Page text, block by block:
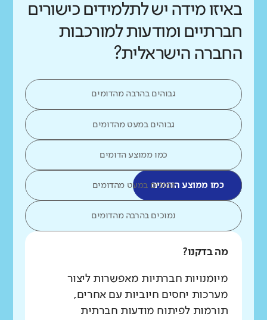
באיזו מידה יש לתלמידים כישורים
חברתיים ומודעות למורכבות
החברה הישראלית?
גבוהים בהרבה מהדומים
גבוהים במעט מהדומים
כמו ממוצע הדומים
כמו ממוצע הדומיםנמוכים במעט מהדומים
נמוכים בהרבה מהדומים
מה בדקנו?
מיומנויות חברתיות מאפשרות ליצור
מערכות יחסים חיוביות עם אחרים,
תורמות לפיתוח מודעות חברתית